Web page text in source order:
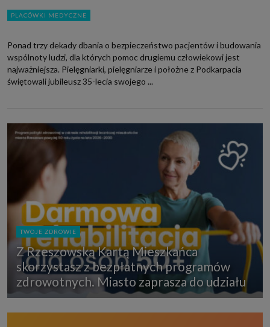
PLACÓWKI MEDYCZNE
Ponad trzy dekady dbania o bezpieczeństwo pacjentów i budowania
wspólnoty ludzi, dla których pomoc drugiemu człowiekowi jest
najważniejsza. Pielęgniarki, pielęgniarze i położne z Podkarpacia
świętowali jubileusz 35-lecia swojego ...
TWOJE ZDROWIE
Z Rzeszowską Kartą Mieszkańca
skorzystasz z bezpłatnych programów
zdrowotnych. Miasto zaprasza do udziału